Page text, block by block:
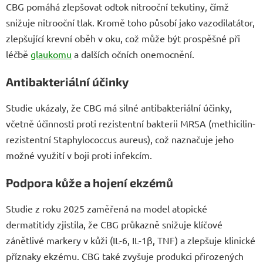
CBG pomáhá zlepšovat odtok nitrooční tekutiny, čímž
snižuje nitrooční tlak. Kromě toho působí jako vazodilatátor,
zlepšující krevní oběh v oku, což může být prospěšné při
léčbě glaukomu a dalších očních onemocnění.
Antibakteriální účinky
Studie ukázaly, že CBG má silné antibakteriální účinky,
včetně účinnosti proti rezistentní bakterii MRSA (methicilin-
rezistentní Staphylococcus aureus), což naznačuje jeho
možné využití v boji proti infekcím.
Podpora kůže a hojení ekzémů
Studie z roku 2025 zaměřená na model atopické
dermatitidy zjistila, že CBG průkazně snižuje klíčové
zánětlivé markery v kůži (IL-6, IL-1β, TNF) a zlepšuje klinické
příznaky ekzému. CBG také zvyšuje produkci přirozených